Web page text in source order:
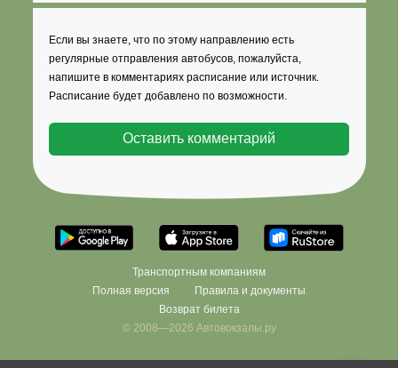
Если вы знаете, что по этому направлению есть
регулярные отправления автобусов, пожалуйста,
напишите в комментариях расписание или источник.
Расписание будет добавлено по возможности.
Транспортным компаниям
Полная версия
Правила и документы
Возврат билета
© 2008—2026 Автовокзалы.ру